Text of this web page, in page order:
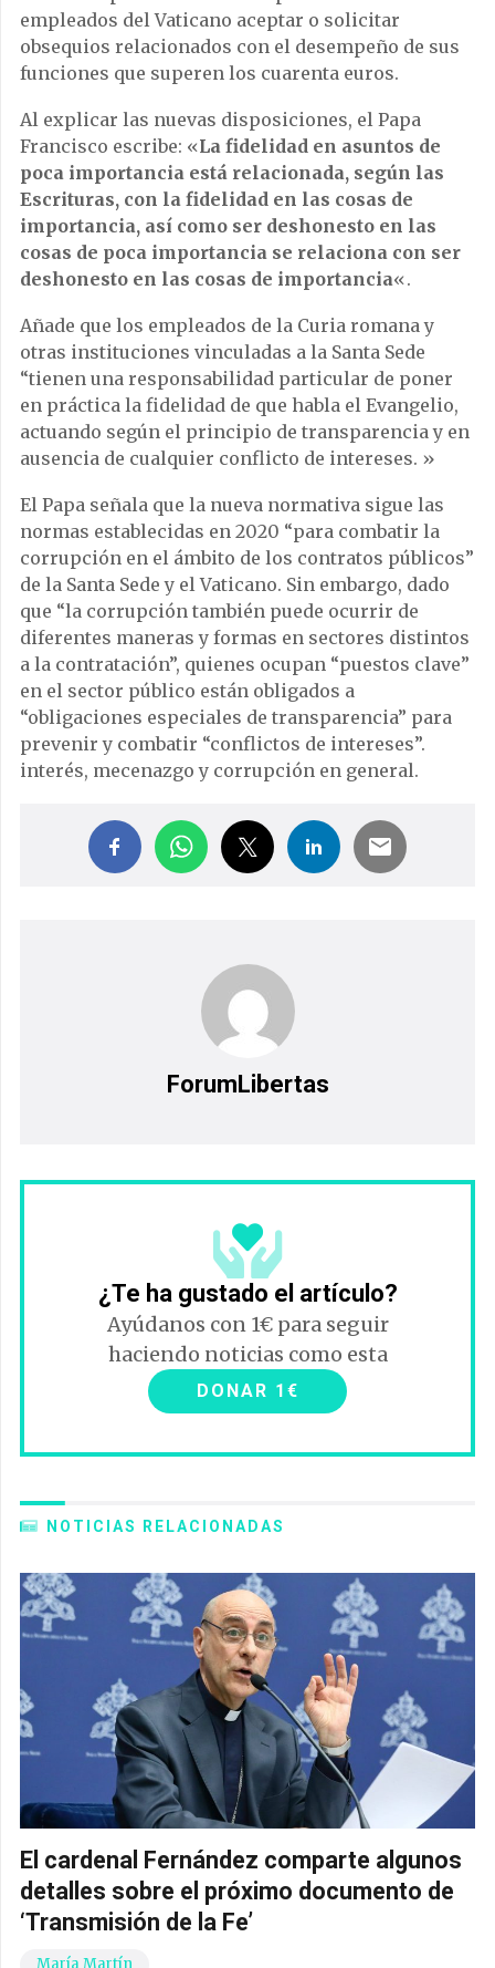
empleados del Vaticano aceptar o solicitar
obsequios relacionados con el desempeño de sus
funciones que superen los cuarenta euros.
Al explicar las nuevas disposiciones, el Papa
Francisco escribe: «La fidelidad en asuntos de
poca importancia está relacionada, según las
Escrituras, con la fidelidad en las cosas de
importancia, así como ser deshonesto en las
cosas de poca importancia se relaciona con ser
deshonesto en las cosas de importancia«.
Añade que los empleados de la Curia romana y
otras instituciones vinculadas a la Santa Sede
“tienen una responsabilidad particular de poner
en práctica la fidelidad de que habla el Evangelio,
actuando según el principio de transparencia y en
ausencia de cualquier conflicto de intereses. »
El Papa señala que la nueva normativa sigue las
normas establecidas en 2020 “para combatir la
corrupción en el ámbito de los contratos públicos”
de la Santa Sede y el Vaticano. Sin embargo, dado
que “la corrupción también puede ocurrir de
diferentes maneras y formas en sectores distintos
a la contratación”, quienes ocupan “puestos clave”
en el sector público están obligados a
“obligaciones especiales de transparencia” para
prevenir y combatir “conflictos de intereses”.
interés, mecenazgo y corrupción en general.
ForumLibertas
¿Te ha gustado el artículo?
Ayúdanos con 1€ para seguir
haciendo noticias como esta
DONAR 1€
NOTICIAS RELACIONADAS
El cardenal Fernández comparte algunos
detalles sobre el próximo documento de
‘Transmisión de la Fe’
María Martín